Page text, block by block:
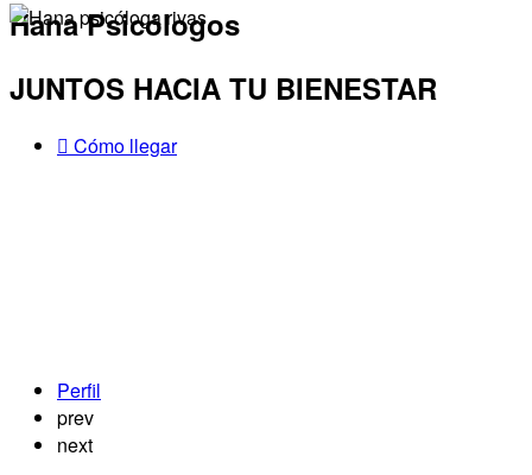
Hana Psicólogos
JUNTOS HACIA TU BIENESTAR
Cómo llegar
Perfil
prev
next